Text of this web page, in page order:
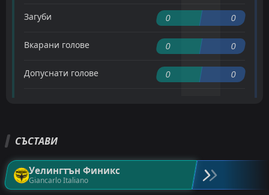
Загуби 0 0
Вкарани голове 0 0
Допуснати голове 0 0
СЪСТАВИ
Уелингтън Финикс
Giancarlo Italiano